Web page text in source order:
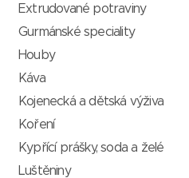
Extrudované potraviny
Gurmánské speciality
Houby
Káva
Kojenecká a dětská výživa
Koření
Kypřící prášky, soda a želé
Luštěniny